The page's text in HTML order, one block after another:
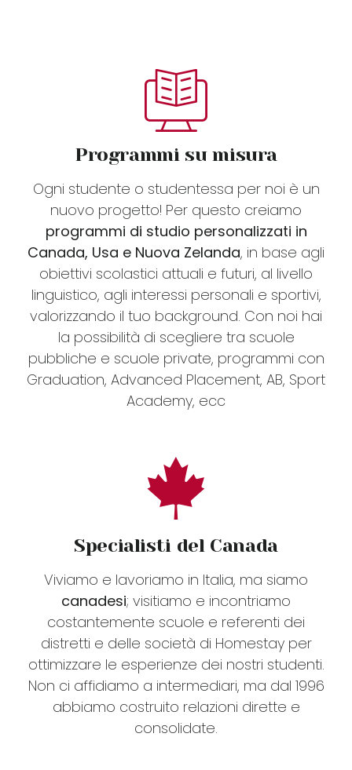
Programmi su misura
Ogni studente o studentessa per noi è un
nuovo progetto! Per questo creiamo
programmi di studio personalizzati in
Canada, Usa e Nuova Zelanda, in base agli
obiettivi scolastici attuali e futuri, al livello
linguistico, agli interessi personali e sportivi,
valorizzando il tuo background. Con noi hai
la possibilità di scegliere tra scuole
pubbliche e scuole private, programmi con
Graduation, Advanced Placement, AB, Sport
Academy, ecc
Specialisti del Canada
Viviamo e lavoriamo in Italia, ma siamo
canadesi; visitiamo e incontriamo
costantemente scuole e referenti dei
distretti e delle società di Homestay per
ottimizzare le esperienze dei nostri studenti.
Non ci affidiamo a intermediari, ma dal 1996
abbiamo costruito relazioni dirette e
consolidate.